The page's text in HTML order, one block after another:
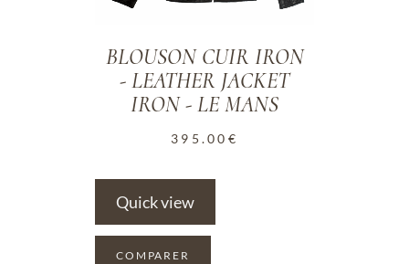
BLOUSON CUIR IRON
- LEATHER JACKET
IRON - LE MANS
395.00 €
Quick view
COMPARER